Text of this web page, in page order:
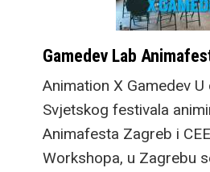
Gamedev Lab
Animation X Gamedev
Svjetskog festivala
Animafesta Zagreb i
Workshopa, u Zagrebu